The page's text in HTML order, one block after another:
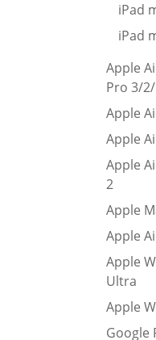
iPad
iPad
Apple
Pro 3/2/
Apple
Apple
Apple
2
Apple
Apple
Apple
Ultra
Apple
Google